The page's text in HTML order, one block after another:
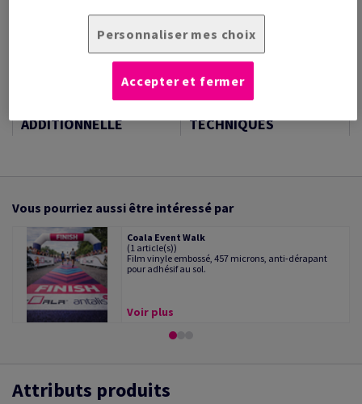
Echantillons
ADDITIONNELLE TECHNIQUES
Vous pourriez aussi être intéressé par
Coala Event Walk
(1 article(s))
Film vinyle embossé, 457 microns, anti-dérapant
pour adhésif au sol.
Voir plus
Attributs produits
Personnaliser mes choix
Accepter et fermer